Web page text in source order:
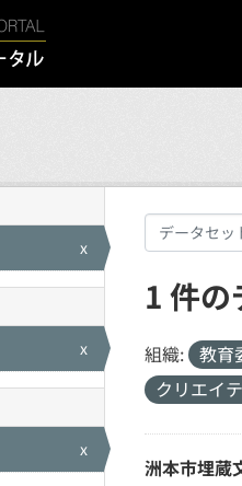
x
x
x
1 件
組織: 教育
クリエイ
洲本市埋蔵